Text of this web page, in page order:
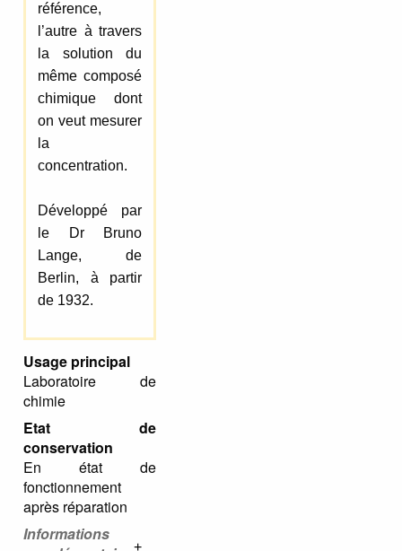
référence,
l’autre à travers
la solution du
même composé
chimique dont
on veut mesurer
la
concentration.
Développé par
le Dr Bruno
Lange, de
Berlin, à partir
de 1932.
Usage principal
Laboratoire de
chimie
Etat de
conservation
En état de
fonctionnement
après réparation
Informations